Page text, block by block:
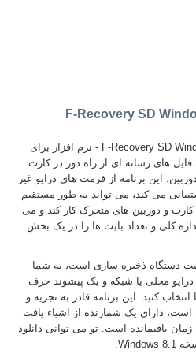
F-Recovery SD
F-Recovery SD Windows 8.1 - نرم افزار برای
های رسانه ای از راه دور در کارت
این برنامه از فرمت های درایو غیر
می کند، می تواند به طور مستقیم
کارت و دوربین های متحرک کار کند و می
کلی و تعداد بایت ها را در یک بخش
دستگاه ذخیره سازی است، به شما
محلی یا شبکه و یک پیشوند حرف
کنید. این برنامه قادر به تجزیه و
دارای یک شمارنده از اشیاء یافت
باقیمانده است. تو می توانی دانلود